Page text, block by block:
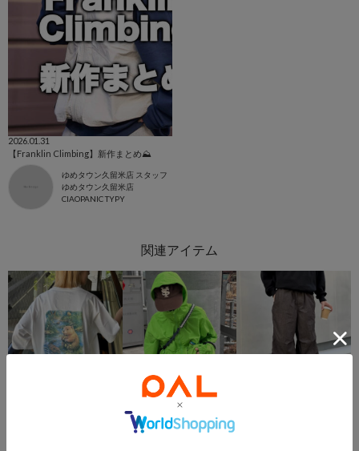
2026.01.31
【Franklin Climbing】新作まとめ⛰
ゆめタウン久留米店 スタッフ
ゆめタウン久留米店
CIAOPANIC TYPY
TIME SALE
CIAOPANIC TYPY